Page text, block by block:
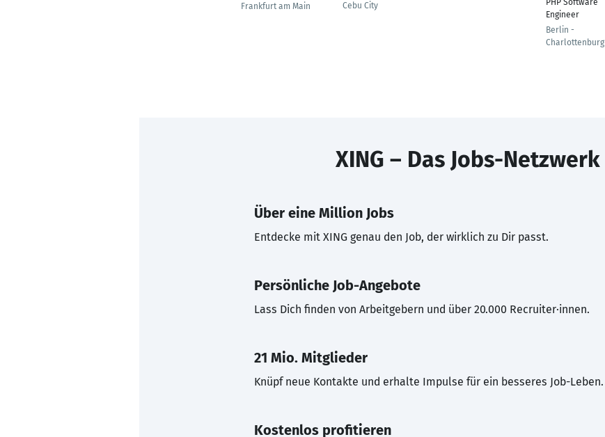
Frankfurt am Main
Cebu City
PHP Software
Engineer
Berlin -
Charlottenburg
XING – Das Jobs-Netzwerk
Über eine Million Jobs
Entdecke mit XING genau den Job, der wirklich zu Dir passt.
Persönliche Job-Angebote
Lass Dich finden von Arbeitgebern und über 20.000 Recruiter·innen.
21 Mio. Mitglieder
Knüpf neue Kontakte und erhalte Impulse für ein besseres Job-Leben.
Kostenlos profitieren